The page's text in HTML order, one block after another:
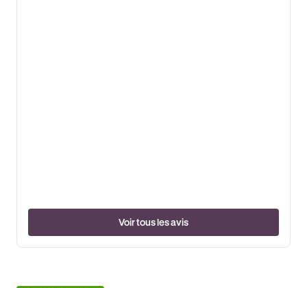
Voir tous les avis